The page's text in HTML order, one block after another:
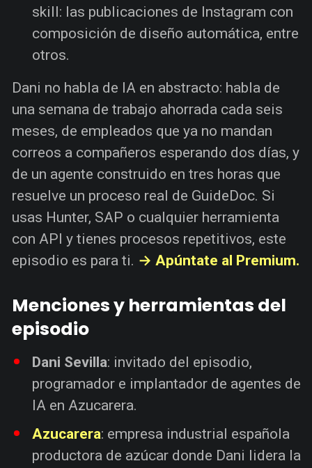
skill: las publicaciones de Instagram con
composición de diseño automática, entre
otros.
Dani no habla de IA en abstracto: habla de
una semana de trabajo ahorrada cada seis
meses, de empleados que ya no mandan
correos a compañeros esperando dos días, y
de un agente construido en tres horas que
resuelve un proceso real de GuideDoc. Si
usas Hunter, SAP o cualquier herramienta
con API y tienes procesos repetitivos, este
episodio es para ti. → Apúntate al Premium.
Menciones y herramientas del
episodio
Dani Sevilla: invitado del episodio,
programador e implantador de agentes de
IA en Azucarera.
Azucarera: empresa industrial española
productora de azúcar donde Dani lidera la